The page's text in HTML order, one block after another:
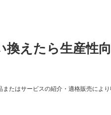
換えたら生産性
たはサービスの紹介・適格販売によ